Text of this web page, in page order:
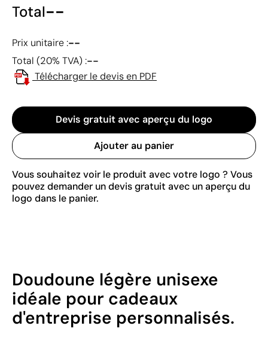
Total--
Prix unitaire :--
Total (20% TVA) :--
Télécharger le devis en PDF
Devis gratuit avec aperçu du logo
Ajouter au panier
Vous souhaitez voir le produit avec votre logo ? Vous
pouvez demander un devis gratuit avec un aperçu du
logo dans le panier.
Doudoune légère unisexe
idéale pour cadeaux
d'entreprise personnalisés.